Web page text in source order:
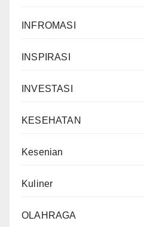
INFROMASI
INSPIRASI
INVESTASI
KESEHATAN
Kesenian
Kuliner
OLAHRAGA